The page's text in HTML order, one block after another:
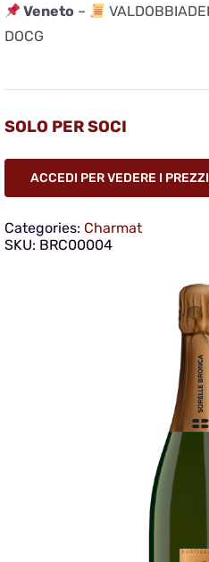
Veneto –
DOCG
SOLO PER SOCI
ACCEDI PER VEDERE I PREZZI
Categories: Charmat
SKU: BRC00004